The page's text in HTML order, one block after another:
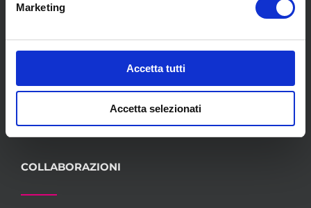
Marketing
Accetta tutti
Accetta selezionati
Meccanica
Convenzioni
COLLABORAZIONI